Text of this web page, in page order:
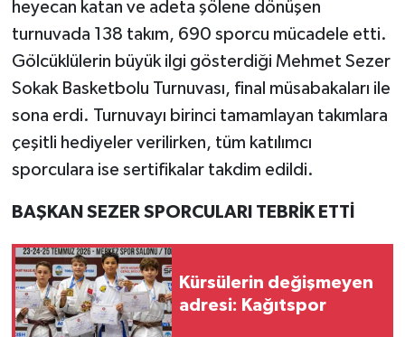
heyecan katan ve adeta şölene dönüşen
turnuvada 138 takım, 690 sporcu mücadele etti.
Gölcüklülerin büyük ilgi gösterdiği Mehmet Sezer
Sokak Basketbolu Turnuvası, final müsabakaları ile
sona erdi. Turnuvayı birinci tamamlayan takımlara
çeşitli hediyeler verilirken, tüm katılımcı
sporculara ise sertifikalar takdim edildi.
BAŞKAN SEZER SPORCULARI TEBRİK ETTİ
Kürsülerin değişmeyen
adresi: Kağıtspor